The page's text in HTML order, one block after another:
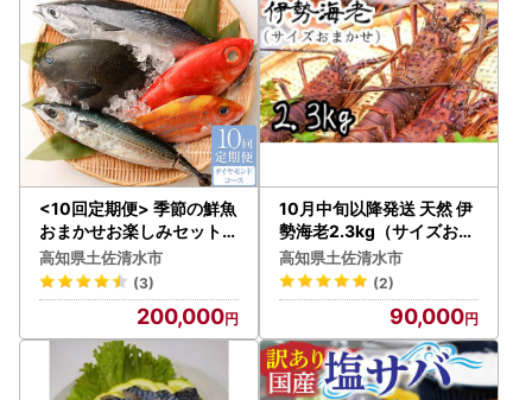
<10回定期便> 季節の鮮魚
おまかせお楽しみセット（
20万円ダイヤモンドコー
ス） 【J00051】
高知県土佐清水市
(3)
200,000
10月中旬以降発送 天然 伊
勢海老2.3kg（サイズおま
かせ高知県産）※着日指定
不可※エビ 甲殻類 海鮮BB
Q アウトドア キャンプ お
祝い【R01673】
高知県土佐清水市
(2)
90,000